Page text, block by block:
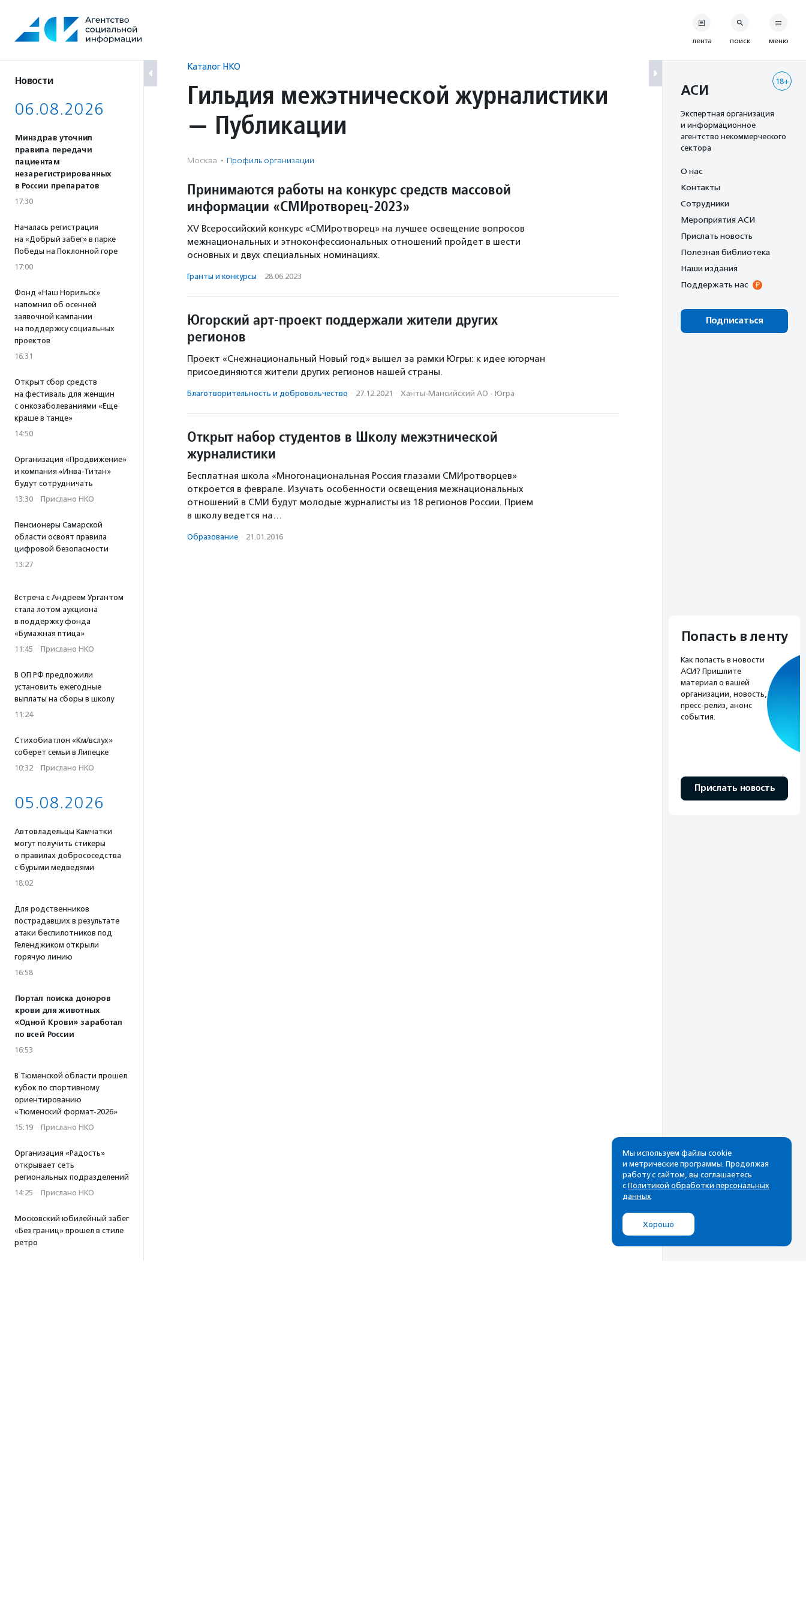
содержанию
Новости
06.08.2026
Минздрав уточнил
правила передачи
пациентам
незарегистрированных
в России препаратов
17:30
Началась регистрация
на «Добрый забег» в парке
Победы на Поклонной горе
17:00
Фонд «Наш Норильск»
напомнил об осенней
заявочной кампании
на поддержку социальных
проектов
16:31
Открыт сбор средств
на фестиваль для женщин
с онкозаболеваниями «Еще
краше в танце»
14:50
Организация «Продвижение»
и компания «Инва-Титан»
будут сотрудничать
13:30 · Прислано НКО
Пенсионеры Самарской
области освоят правила
цифровой безопасности
13:27
Встреча с Андреем Ургантом
стала лотом аукциона
в поддержку фонда
«Бумажная птица»
11:45 · Прислано НКО
В ОП РФ предложили
установить ежегодные
выплаты на сборы в школу
11:24
Стихобиатлон «Км/вслух»
соберет семьи в Липецке
10:32 · Прислано НКО
05.08.2026
Автовладельцы Камчатки
могут получить стикеры
о правилах добрососедства
с бурыми медведями
18:02
Для родственников
пострадавших в результате
атаки беспилотников под
Геленджиком открыли
горячую линию
16:58
Портал поиска доноров
крови для животных
«Одной Крови» заработал
по всей России
16:53
В Тюменской области прошел
кубок по спортивному
ориентированию
«Тюменский формат-2026»
15:19 · Прислано НКО
Организация «Радость»
открывает сеть
региональных подразделений
14:25 · Прислано НКО
Московский юбилейный забег
«Без границ» прошел в стиле
ретро
Каталог НКО
Гильдия межэтнической журналистики
— Публикации
Москва · Профиль организации
Принимаются работы на конкурс средств массовой
информации «СМИротворец-2023»
ХV Всероссийский конкурс «СМИротворец» на лучшее освещение вопросов
межнациональных и этноконфессиональных отношений пройдет в шести
основных и двух специальных номинациях.
Гранты и конкурсы · 28.06.2023
Югорский арт-проект поддержали жители других
регионов
Проект «Снежнациональный Новый год» вышел за рамки Югры: к идее югорчан
присоединяются жители других регионов нашей страны.
Благотвори­тель­ность и доброволь­чест­во · 27.12.2021 · Ханты-Мансийский АО - Югра
Открыт набор студентов в Школу межэтнической
журналистики
Бесплатная школа «Многонациональная Россия глазами СМИротворцев»
откроется в феврале. Изучать особенности освещения межнациональных
отношений в СМИ будут молодые журналисты из 18 регионов России. Прием
в школу ведется на…
Образование · 21.01.2016
лента поиск меню
18+
АСИ
Экспертная организация
и информационное
агентство некоммерческого
сектора
О нас
Контакты
Сотрудники
Мероприятия АСИ
Прислать новость
Полезная библиотека
Наши издания
Поддержать нас
Подписаться
Попасть в ленту
Как попасть в новости
АСИ? Пришлите
материал о вашей
организации, новость,
пресс-релиз, анонс
события.
Прислать новость
Рассылка
Cамые свежие новости,
почтовом ящике
Мы используем файлы cookie
и метрические программы. Продолжая
работу с сайтом, вы соглашаетесь
с Политикой обработки персональных
данных
Хорошо